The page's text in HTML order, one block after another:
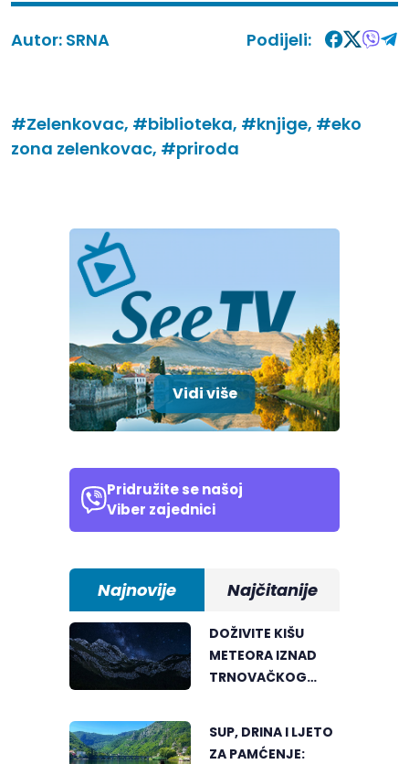
Autor: SRNA Podijeli:
#Zelenkovac, #biblioteka, #knjige, #eko
zona zelenkovac, #priroda
Vidi više
Pridružite se našoj
Viber zajednici
Najnovije Najčitanije
DOŽIVITE KIŠU
METEORA IZNAD
TRNOVAČKOG
SUP, DRINA I LJETO
ZA PAMĆENJE: